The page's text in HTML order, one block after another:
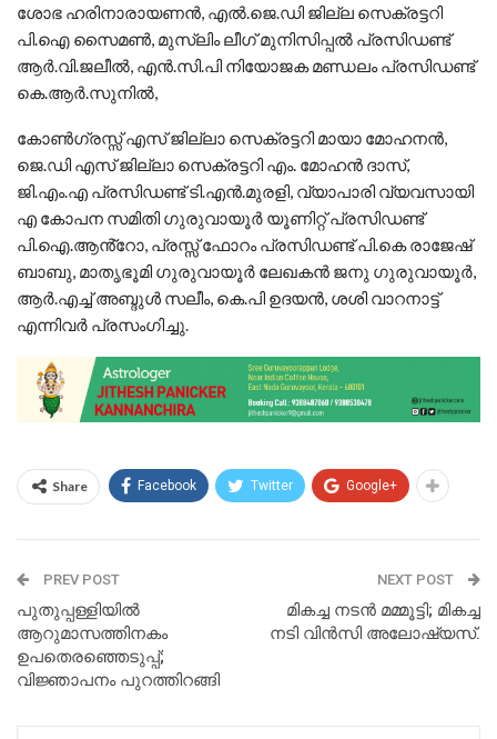
ശോഭ ഹരിനാരായണൻ, എൽ.ജെ.ഡി ജില്ല സെക്രട്ടറി
പി.ഐ സൈമൺ, മുസ്ലിം ലീഗ് മുനിസിപ്പൽ പ്രസിഡണ്ട്
ആർ.വി.ജലീൽ, എൻ.സി.പി നിയോജക മണ്ഡലം പ്രസിഡണ്ട്
കെ.ആർ.സുനിൽ,
കോൺഗ്രസ്സ് എസ് ജില്ലാ സെക്രട്ടറി മായാ മോഹനൻ,
ജെ.ഡി എസ് ജില്ലാ സെക്രട്ടറി എം. മോഹൻ ദാസ്,
ജി.എം.എ പ്രസിഡണ്ട് ടി.എൻ.മുരളി, വ്യാപാരി വ്യവസായി
എ കോപന സമിതി ഗുരുവായൂർ യൂണിറ്റ് പ്രസിഡണ്ട്
പി.ഐ.ആൻ്റോ, പ്രസ്സ് ഫോറം പ്രസിഡണ്ട് പി.കെ രാജേഷ്
ബാബു, മാതൃഭൂമി ഗുരുവായൂർ ലേഖകൻ ജനു ഗുരുവായൂർ,
ആർ.എച്ച് അബ്ദുൾ സലീം, കെ.പി ഉദയൻ, ശശി വാറനാട്ട്
എന്നിവർ പ്രസംഗിച്ചു.
Share Facebook Twitter Google+
PREV POST
പുതുപ്പള്ളിയില്‍
ആറുമാസത്തിനകം
ഉപതെരഞ്ഞെടുപ്പ്;
വിജ്ഞാപനം പുറത്തിറങ്ങി
NEXT POST
മികച്ച നടന്‍ മമ്മൂട്ടി; മികച്ച
നടി വിന്‍സി അലോഷ്യസ്.